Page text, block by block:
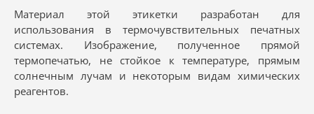
Материал этой этикетки разработан для
использования в термочувствительных печатных
системах. Изображение, полученное прямой
термопечатью, не стойкое к температуре, прямым
солнечным лучам и некоторым видам химических
реагентов.